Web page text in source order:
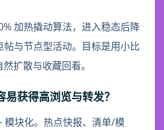
加热撬动算法，进入稳态后降
帖与节点型活动。目标是用小比
扩散与收藏回看。
易获得高浏览与转发？
模块化。热点快报、清单/模